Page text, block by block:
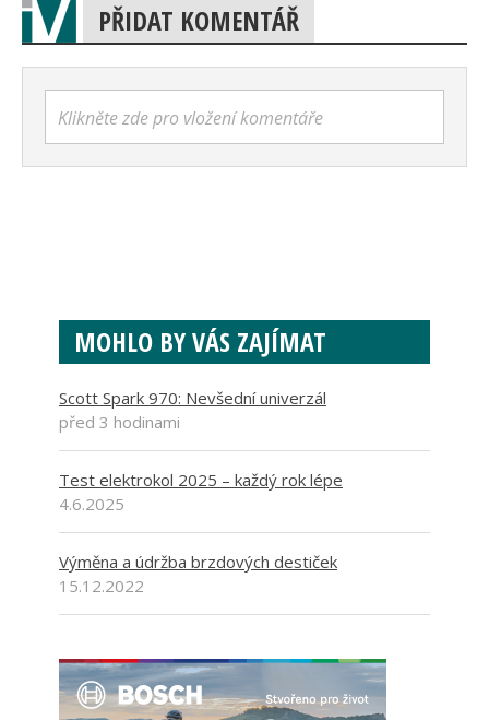
PŘIDAT KOMENTÁŘ
Klikněte zde pro vložení komentáře
MOHLO BY VÁS ZAJÍMAT
Scott Spark 970: Nevšední univerzál
před 3 hodinami
Test elektrokol 2025 – každý rok lépe
4.6.2025
Výměna a údržba brzdových destiček
15.12.2022